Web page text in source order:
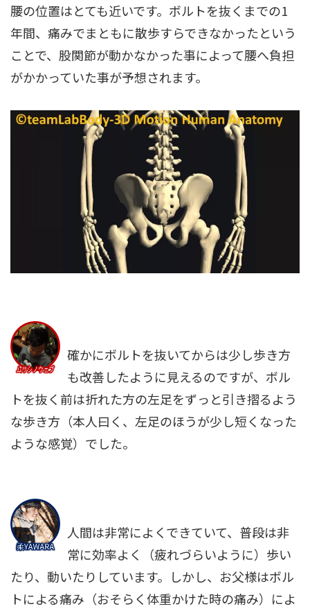
腰の位置はとても近いです。ボルトを抜くまでの1
年間、痛みでまともに散歩すらできなかったという
ことで、股関節が動かなかった事によって腰へ負担
がかかっていた事が予想されます。
確かにボルトを抜いてからは少し歩き方
も改善したように見えるのですが、ボル
トを抜く前は折れた方の左足をずっと引き摺るよう
な歩き方（本人曰く、左足のほうが少し短くなった
ような感覚）でした。
人間は非常によくできていて、普段は非
常に効率よく（疲れづらいように）歩い
たり、動いたりしています。しかし、お父様はボル
トによる痛み（おそらく体重かけた時の痛み）によ